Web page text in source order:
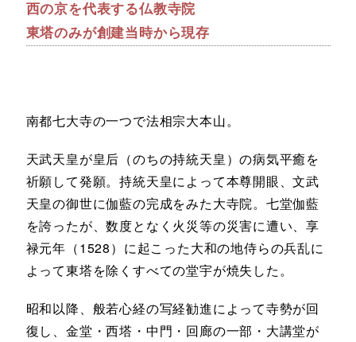
西の京を代表する仏教寺院
東塔のみが創建当時から現存
南都七大寺の一つで法相宗大本山。
天武天皇が皇后（のちの持統天皇）の病気平癒を
祈願して発願。持統天皇によって本尊開眼、文武
天皇の御世に伽藍の完成をみた大寺院。七堂伽藍
を誇ったが、数度となく火災等の災害に遭い、享
禄元年（1528）に起こった大和の地侍らの兵乱に
よって東塔を除くすべての堂宇が焼失した。
昭和以降、般若心経の写経勧進によって寺勢が回
復し、金堂・西塔・中門・回廊の一部・大講堂が